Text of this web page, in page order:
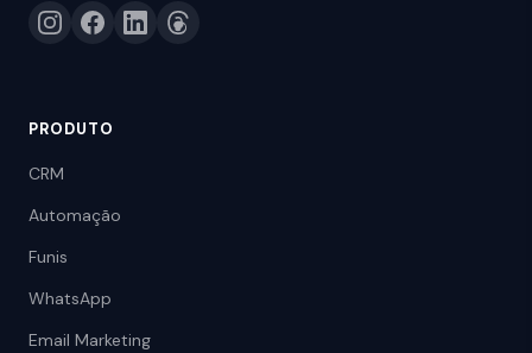
PRODUTO
CRM
Automação
Funis
WhatsApp
Email Marketing